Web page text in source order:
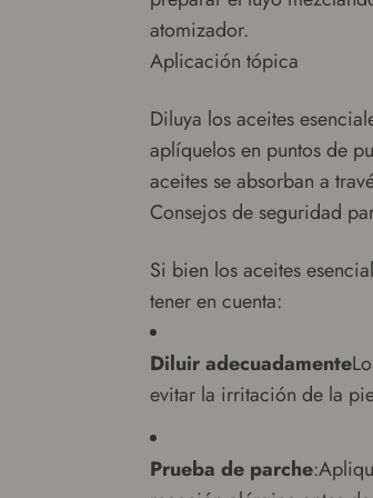
atomizador.
Aplicación tópica
Diluya los aceites
aplíquelos en puntos de
aceites se absorban a
Consejos de seguridad
Si bien los aceites
tener en cuenta:
Diluir adecuadamente
evitar la irritación de la
Prueba de parche